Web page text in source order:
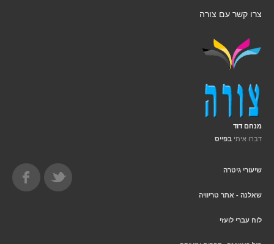
צרו קשר עם צורה
מנחם דוד
דברו איתי בפייס
שיעורי גיטרה
שאלנה - אתר טריוויה
לוח עברי לועזי